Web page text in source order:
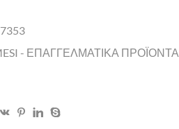
- ΕΠΑΓΓΕΛΜΑΤΙΚΑ ΠΡΟΪΟΝΤΑ